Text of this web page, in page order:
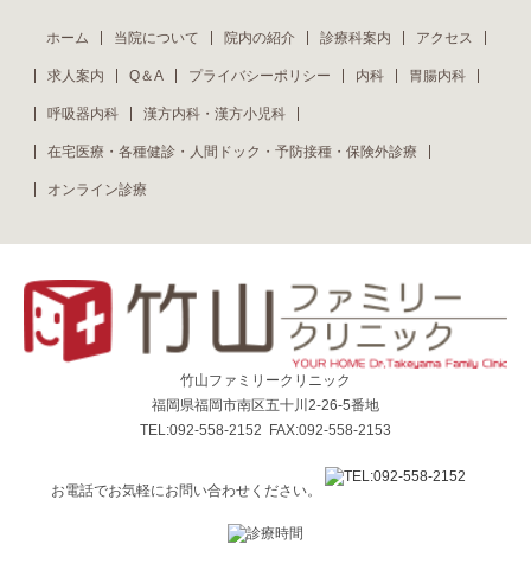
ホーム 当院について 院内の紹介 診療科案内 アクセス
求人案内 Q＆A プライバシーポリシー 内科 胃腸内科
呼吸器内科 漢方内科・漢方小児科
在宅医療・各種健診・人間ドック・予防接種・保険外診療
オンライン診療
竹山ファミリークリニック
福岡県福岡市南区五十川2-26-5番地
TEL:092-558-2152 FAX:092-558-2153
お電話でお気軽にお問い合わせください。